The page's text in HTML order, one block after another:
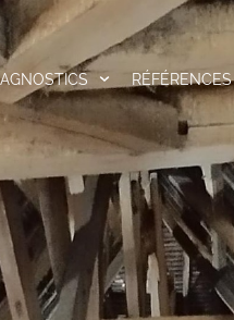
RÉFÉRENCES